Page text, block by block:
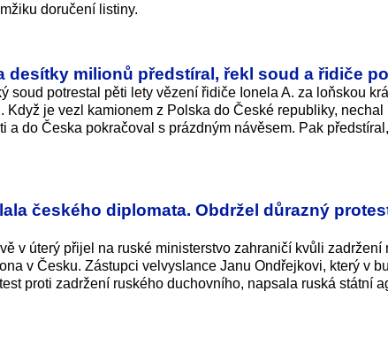
doručení listiny.
desítky milionů předstíral, řekl soud a řidiče
soud potrestal pěti lety vězení řidiče Ionela A. za loňskou
Když je vezl kamionem z Polska do České republiky,
a do Česka pokračoval s prázdným návěsem. Pak
českého diplomata. Obdržel důrazný
v úterý přijel na ruské ministerstvo zahraničí kvůli zadržení
v Česku. Zástupci velvyslance Janu Ondřejkovi, který v
proti zadržení ruského duchovního, napsala ruská státní